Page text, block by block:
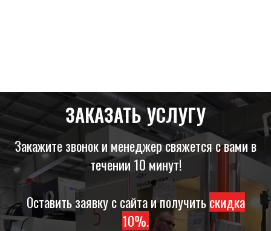
ЗАКАЗАТЬ УСЛУГУ
Закажите звонок и менеджер свяжется с вами в
течении 10 минут!
Оставить заявку с сайта и получитьскидка
10%.